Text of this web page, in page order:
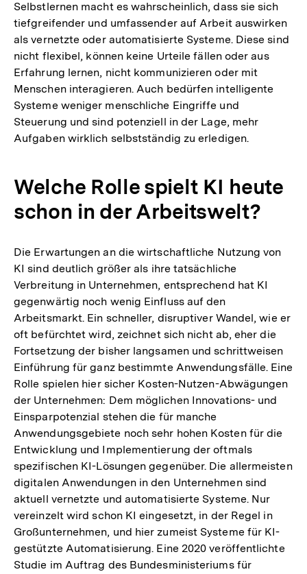
Selbstlernen macht es wahrscheinlich, dass sie sich
tiefgreifender und umfassender auf Arbeit auswirken
als vernetzte oder automatisierte Systeme. Diese sind
nicht flexibel, können keine Urteile fällen oder aus
Erfahrung lernen, nicht kommunizieren oder mit
Menschen interagieren. Auch bedürfen intelligente
Systeme weniger menschliche Eingriffe und
Steuerung und sind potenziell in der Lage, mehr
Aufgaben wirklich selbstständig zu erledigen.
Welche Rolle spielt KI heute
schon in der Arbeitswelt?
Die Erwartungen an die wirtschaftliche Nutzung von
KI sind deutlich größer als ihre tatsächliche
Verbreitung in Unternehmen, entsprechend hat KI
gegenwärtig noch wenig Einfluss auf den
Arbeitsmarkt. Ein schneller, disruptiver Wandel, wie er
oft befürchtet wird, zeichnet sich nicht ab, eher die
Fortsetzung der bisher langsamen und schrittweisen
Einführung für ganz bestimmte Anwendungsfälle. Eine
Rolle spielen hier sicher Kosten-Nutzen-Abwägungen
der Unternehmen: Dem möglichen Innovations- und
Einsparpotenzial stehen die für manche
Anwendungsgebiete noch sehr hohen Kosten für die
Entwicklung und Implementierung der oftmals
spezifischen KI-Lösungen gegenüber. Die allermeisten
digitalen Anwendungen in den Unternehmen sind
aktuell vernetzte und automatisierte Systeme. Nur
vereinzelt wird schon KI eingesetzt, in der Regel in
Großunternehmen, und hier zumeist Systeme für KI-
gestützte Automatisierung. Eine 2020 veröffentlichte
Studie im Auftrag des Bundesministeriums für